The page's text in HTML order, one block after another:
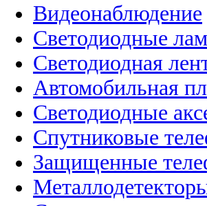
Видеонаблюдение
Светодиодные
Светодиодная
Автомобильная
Светодиодные
Спутниковые
Защищенные